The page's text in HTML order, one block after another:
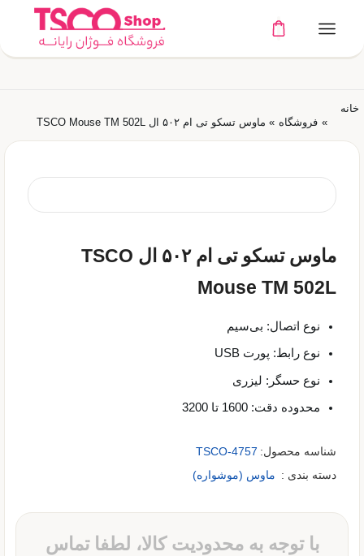
خانه
» فروشگاه » ماوس تسکو تی ام ۵۰۲ ال TSCO Mouse TM 502L
ماوس تسکو تی ام ۵۰۲ ال TSCO
Mouse TM 502L
نوع اتصال: بی‌سیم
نوع رابط: پورت USB
نوع حسگر: لیزری
محدوده دقت: 1600 تا 3200
شناسه محصول: TSCO-4757
دسته بندی : ماوس (موشواره)
با توجه به محدودیت کالا، لطفا تماس